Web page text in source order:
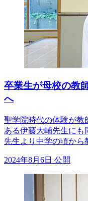
卒業生が母校の教
へ
聖学院時代の体験が教
ある伊藤大輔先生にも
先生より中学の頃か
2024年8月6日 公開